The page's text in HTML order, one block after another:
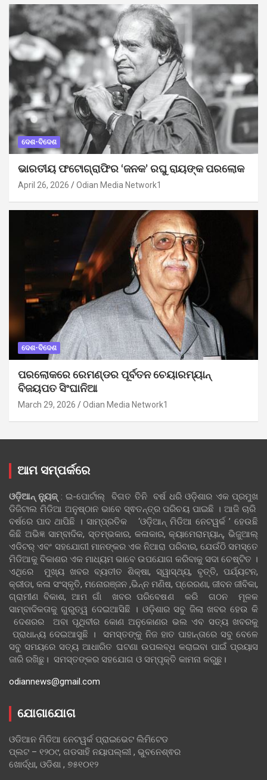
ଦେଶ-ବିଦେଶ
ଭାରତୀୟ ଫଟୋଗ୍ରାଫିର ‘ଜନକ’ ରଘୁ ରାୟଙ୍କ ପରଲୋକ
April 26, 2026 Odian Media Network1
ଦେଶ-ବିଦେଶ
ପରଲୋକରେ ରେମଣ୍ଡର ପୂର୍ବତନ ଚେୟାରମ୍ୟାନ୍
ବିଜୟପତ ସିଂଘାନିଆ
March 29, 2026 Odian Media Network1
ଆମ ସମ୍ପର୍କରେ
ଓଡ଼ିଆନ୍‍ ନ୍ୟୁଜ୍‍: ଇ-ପୋର୍ଟାଲ୍ ବିଗତ ତିନି ବର୍ଷ ଧରି ଓଡ଼ିଶାର ଏକ ପ୍ରମୁଖ
ଡିଜିଟାଲ ମିଡିଆ ଅନୁଷ୍ଠାନ ଭାବେ ସ୍ଵତନ୍ତ୍ର ପରିଚୟ ପାଇଛି । ଆଜି ଚାରି
ବର୍ଷରେ ପାଦ ଥାପିଛି । ସାମ୍ପ୍ରତିକ ‘ଓଡ଼ିଆନ୍‍ ମିଡିଆ ନେଟୱର୍କ ’ ହେଉଛି
କିଛି ଅଭିଜ୍ଞ ସାମ୍ବାଦିକ, ସ୍ତମ୍ଭକାର, କଳାକାର, କ୍ୟାମେରାମ୍ୟାନ୍, ଭିଜୁଆଲ୍
ଏଡିଟର୍ ଏବଂ ସହଯୋଗୀ ମାନଙ୍କର ଏକ ନିଆରା ପରିବାର, ଯେଉଁଠି ସମସ୍ତେ
ମିଡିଆକୁ ବିକାଶର ଏକ ମାଧ୍ୟମ ଭାବେ ଉପଯୋଗ କରିବାକୁ ସଦା ଚେଷ୍ଟିତ ।
ଏଥିରେ ମୁଖ୍ୟ ଖବର ବ୍ୟତୀତ ଶିକ୍ଷା, ସ୍ୱାସ୍ଥ୍ୟ, ବୃତ୍ତି, ପର୍ଯ୍ୟଟନ,
କ୍ରୀଡା, କଳା ସଂସ୍କୃତି, ମନୋରଞ୍ଜନ ,ଭିନ୍ନ ମଣିଷ, ପ୍ରେରଣା, ଜୀବନ ଜୀବିକା,
ଗ୍ରାମୀଣ ବିକାଶ, ଆମ ଗାଁ ଖବର ପରିବେଷଣ କରି ଗଠନ ମୂଳକ
ସାମ୍ବାଦିକତାକୁ ଗୁରୁତ୍ୱ ଦେଇଆସିଛି । ଓଡ଼ିଶାର ସବୁ ଜିଲା ଖବର ହେଉ କି
ଦେଶରର ଅବା ପୃଥିବୀର କୋଣ ଅନୁକୋଣର ଭଲ ଏବ ସତ୍ୟ ଖବରକୁ
ପ୍ରାଧାନ୍ୟ ଦେଇଆସୁଛି । ସମସ୍ତଙ୍କୁ ନିଜ ହାତ ପାହାନ୍ତାରେ ସବୁ ବେଳେ
ସବୁ ସମୟରେ ସତ୍ୟ ଆଧାରିତ ଘଟଣା ଉପଲବ୍ଧ କରାଇବା ପାଇଁ ପ୍ରୟାସ
ଜାରି ରଖିଛୁ। ସମସ୍ତଙ୍କର ସହଯୋଗ ଓ ସମ୍ପୃକ୍ତି କାମନା କରୁଛୁ।
odiannews@gmail.com
ଯୋଗାଯୋଗ
ଓଡିଆନ ମିଡିଆ ନେଟୱର୍କ ପ୍ରାଇଭେଟ ଲିମିଟେଡ
ପ୍ଲଟ – ୧୨୦୯, ଗଡସାହି ନୟାପଲ୍ଲୀ , ଭୁବନେଶ୍ଵର
ଖୋର୍ଦ୍ଧା, ଓଡିଶା , ୭୫୧୦୧୨